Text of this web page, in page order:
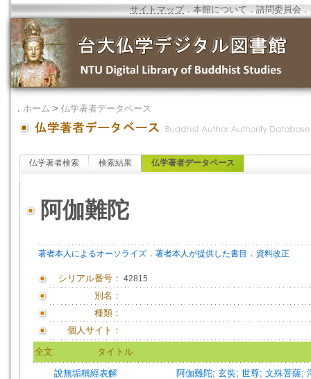
サイトマップ．本館について ．諮問委員会 ．
． ホーム > 仏学著者データベース
仏学著者検索 検索結果 仏学著者データベース
阿伽難陀
著者本人によるオーソライズ ． 著者本人が提供した書目 ． 資料改正
シリアル番号： 42815
別名：
種類：
個人サイト：
全文 タイトル
說無垢稱經表解 阿伽難陀; 玄奘; 世尊; 文殊菩薩;